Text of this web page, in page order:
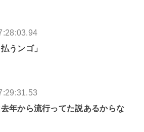
うンゴ」
年から流行ってた説あるからな